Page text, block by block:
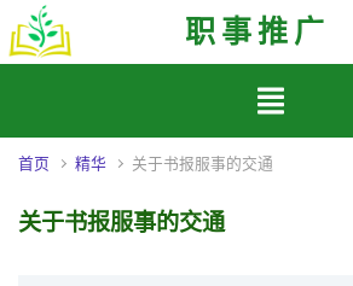
职事推广
首页 精华 关于书报服事的交通
关于书报服事的交通